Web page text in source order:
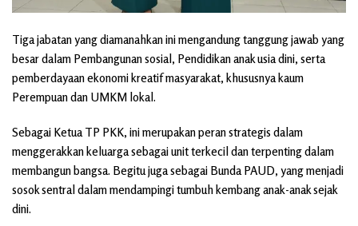
Tiga jabatan yang diamanahkan ini mengandung tanggung jawab yang
besar dalam Pembangunan sosial, Pendidikan anak usia dini, serta
pemberdayaan ekonomi kreatif masyarakat, khususnya kaum
Perempuan dan UMKM lokal.
Sebagai Ketua TP PKK, ini merupakan peran strategis dalam
menggerakkan keluarga sebagai unit terkecil dan terpenting dalam
membangun bangsa. Begitu juga sebagai Bunda PAUD, yang menjadi
sosok sentral dalam mendampingi tumbuh kembang anak-anak sejak
dini.